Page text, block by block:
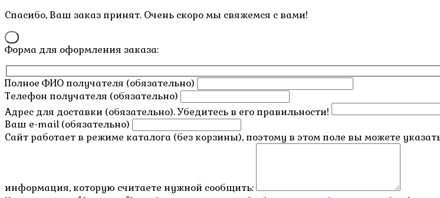
Спасибо, Ваш заказ принят. Очень скоро мы свяжемся с вами!
Форма для оформления заказа:
Полное ФИО получателя (обязательно)
Телефон получателя (обязательно)
Адрес для доставки (обязательно). Убедитесь в его правильности!
Ваш e-mail (обязательно)
Сайт работает в режиме каталога (без корзины), поэтому в этом поле вы можете
информация, которую считаете нужной сообщить: